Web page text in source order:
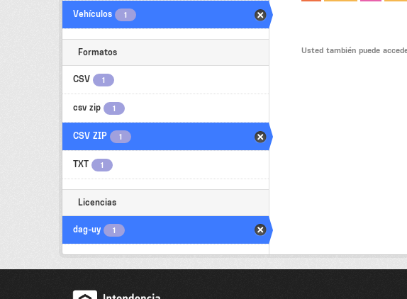
Vehículos 1
Formatos
CSV 1
csv zip 1
CSV ZIP 1
TXT 1
Licencias
dag-uy 1
Usted también puede